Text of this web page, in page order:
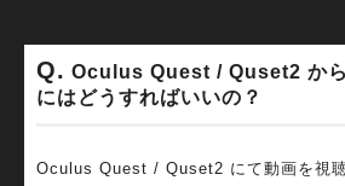
Oculus Quest / Quset2 か
にはどうすればいいの？
Oculus Quest / Quset2 にて動画を視